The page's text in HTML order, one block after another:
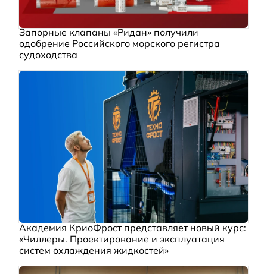
Запорные клапаны «Ридан» получили
одобрение Российского морского регистра
судоходства
Академия КриоФрост представляет новый курс:
«Чиллеры. Проектирование и эксплуатация
систем охлаждения жидкостей»